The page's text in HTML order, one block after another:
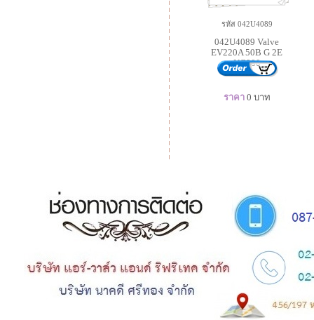
รหัส 042U4089
042U4089 Valve
EV220A 50B G 2E
NC000
ราคา 0 บาท